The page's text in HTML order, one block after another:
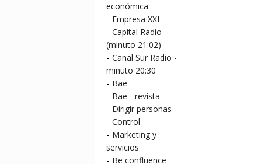
económica
- Empresa XXI
- Capital Radio
(minuto 21:02)
- Canal Sur Radio -
minuto 20:30
- Bae
- Bae - revista
- Dirigir personas
- Control
- Marketing y
servicios
- Be confluence